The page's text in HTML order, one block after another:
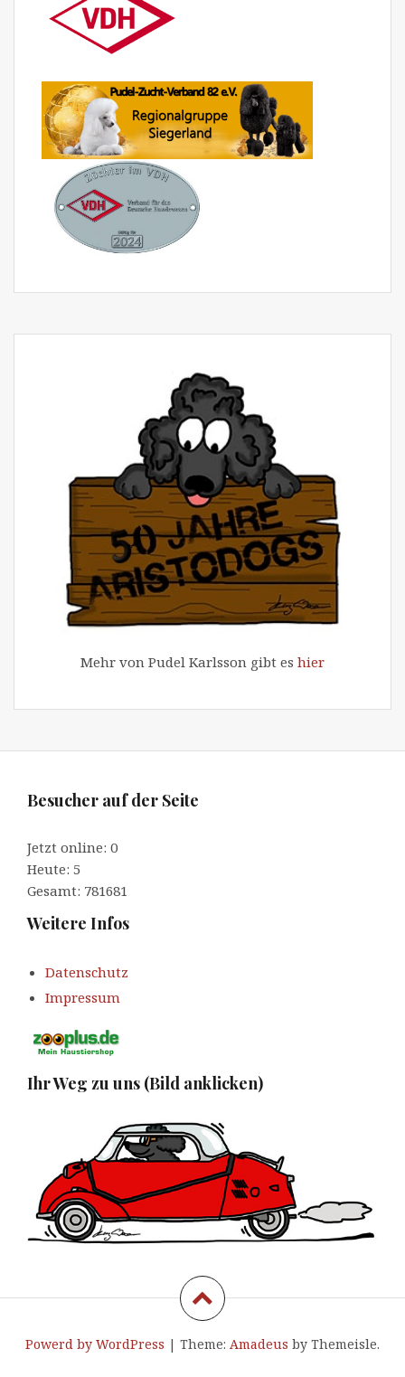
Mehr von Pudel Karlsson gibt es hier
Besucher auf der Seite
Jetzt online: 0
Heute: 5
Gesamt: 781681
Weitere Infos
Datenschutz
Impressum
Ihr Weg zu uns (Bild anklicken)
Powerd by WordPress | Theme: Amadeus by Themeisle.